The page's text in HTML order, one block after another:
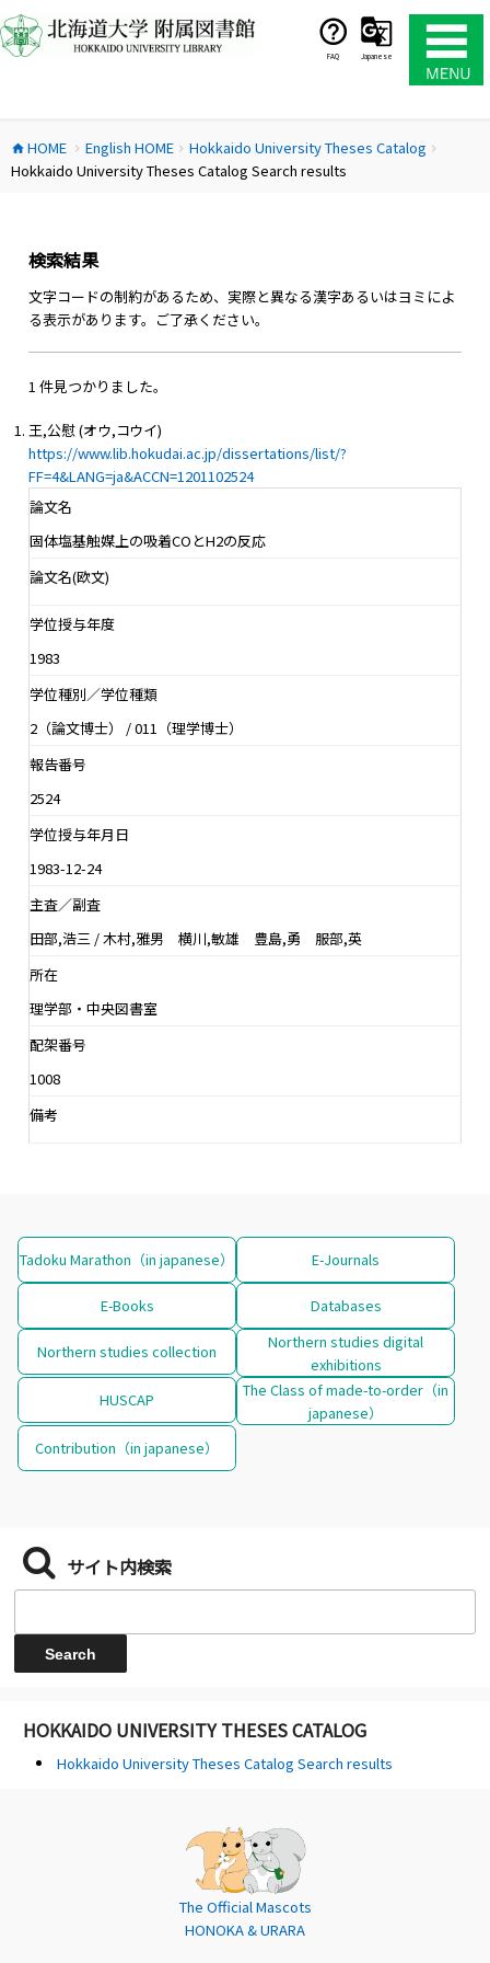
ン
テ
ス
キ
FAQ Japanese
home HOME chevron_right English HOMEchevron_right Hokkaido University Theses Catalog chevron_right
Hokkaido University Theses Catalog Search results
検索結果
文字コードの制約があるため、実際と異なる漢字あるいはヨミによ
る表示があります。ご了承ください。
1 件見つかりました。
王,公慰 (オウ,コウイ)
https://www.lib.hokudai.ac.jp/dissertations/list/?
FF=4&LANG=ja&ACCN=1201102524
論文名
固体塩基触媒上の吸着COとH2の反応
論文名(欧文)
学位授与年度
1983
学位種別／学位種類
2（論文博士） / 011（理学博士）
報告番号
2524
学位授与年月日
1983-12-24
主査／副査
田部,浩三 / 木村,雅男 横川,敏雄 豊島,勇 服部,英
所在
理学部・中央図書室
配架番号
1008
備考
Tadoku Marathon（in japanese） E-Journals
E-Books Databases
Northern studies collection
Northern studies digital
exhibitions
HUSCAP
The Class of made-to-order（in
japanese）
Contribution（in japanese）
サイト内検索
HOKKAIDO UNIVERSITY THESES CATALOG
Hokkaido University Theses Catalog Search results
The Official Mascots
HONOKA & URARA